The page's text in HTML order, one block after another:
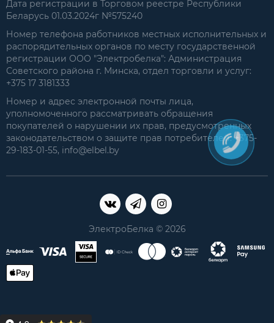
Дата регистрации в Торговом реестре Республики
Беларусь 01.03.2024г №575240
Номер телефона работников местных исполнительных и
распорядительных органов по месту государственной
регистрации ООО "Электробелка": Администрация
Советского района г. Минска, отдел торговли и услуг:
+375 17 3181333
Номер и адрес электронной почты лица,
уполномоченного рассматривать обращения
покупателей о нарушении их прав, предусмотренных
законодательством о защите прав потребителей: +375-
29-183-01-55, info@elbel.by
ЭлектроБелка © 2026